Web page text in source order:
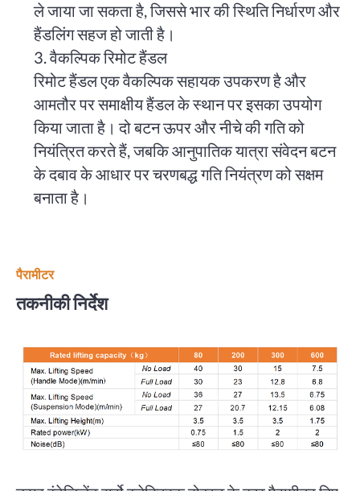
ले जाया जा सकता है, जिससे भार की स्थिति निर्धारण और
हैंडलिंग सहज हो जाती है।
3. वैकल्पिक रिमोट हैंडल
रिमोट हैंडल एक वैकल्पिक सहायक उपकरण है और
आमतौर पर समाक्षीय हैंडल के स्थान पर इसका उपयोग
किया जाता है। दो बटन ऊपर और नीचे की गति को
नियंत्रित करते हैं, जबकि आनुपातिक यात्रा संवेदन बटन
के दबाव के आधार पर चरणबद्ध गति नियंत्रण को सक्षम
बनाता है।
पैरामीटर
तकनीकी निर्देश